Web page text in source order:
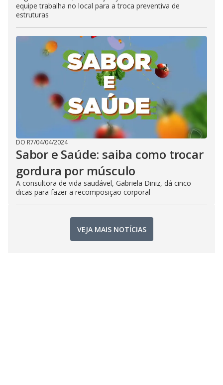
equipe trabalha no local para a troca preventiva de
estruturas
DO R7/04/04/2024
Sabor e Saúde: saiba como trocar
gordura por músculo
A consultora de vida saudável, Gabriela Diniz, dá cinco
dicas para fazer a recomposição corporal
VEJA MAIS NOTÍCIAS